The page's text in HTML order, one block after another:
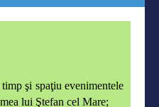
şi spaţiu evenimentele
lui Ştefan cel Mare;